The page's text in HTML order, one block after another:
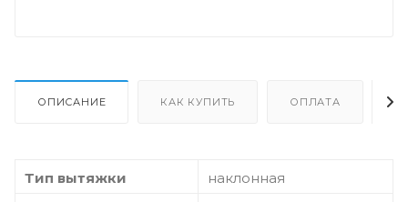
ОПИСАНИЕ КАК КУПИТЬ ОПЛАТА
Тип вытяжки
наклонная